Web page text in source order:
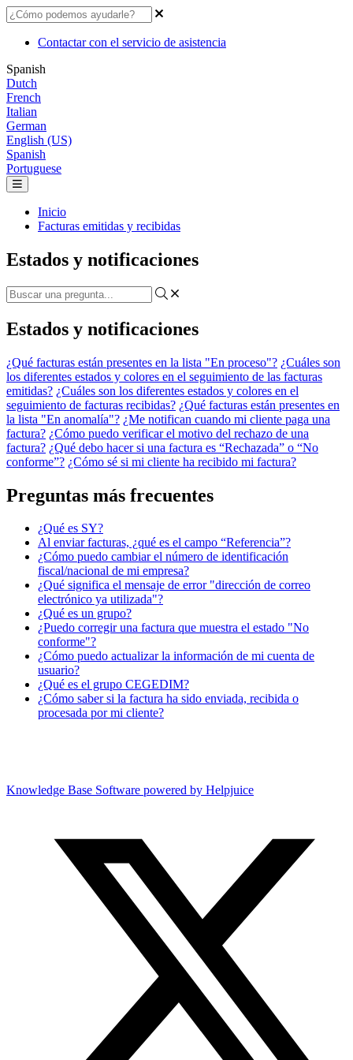
Contactar con el servicio de asistencia
Spanish
Dutch
French
Italian
German
English (US)
Spanish
Portuguese
Inicio
Facturas emitidas y recibidas
Estados y notificaciones
Estados y notificaciones
¿Qué facturas están presentes en la lista "En proceso"? ¿Cuáles son
los diferentes estados y colores en el seguimiento de las facturas
emitidas? ¿Cuáles son los diferentes estados y colores en el
seguimiento de facturas recibidas? ¿Qué facturas están presentes en
la lista "En anomalía"? ¿Me notifican cuando mi cliente paga una
factura? ¿Cómo puedo verificar el motivo del rechazo de una
factura? ¿Qué debo hacer si una factura es “Rechazada” o “No
conforme”? ¿Cómo sé si mi cliente ha recibido mi factura?
Preguntas más frecuentes
¿Qué es SY?
Al enviar facturas, ¿qué es el campo “Referencia”?
¿Cómo puedo cambiar el número de identificación
fiscal/nacional de mi empresa?
¿Qué significa el mensaje de error "dirección de correo
electrónico ya utilizada"?
¿Qué es un grupo?
¿Puedo corregir una factura que muestra el estado "No
conforme"?
¿Cómo puedo actualizar la información de mi cuenta de
usuario?
¿Qué es el grupo CEGEDIM?
¿Cómo saber si la factura ha sido enviada, recibida o
procesada por mi cliente?
Knowledge Base Software powered by Helpjuice